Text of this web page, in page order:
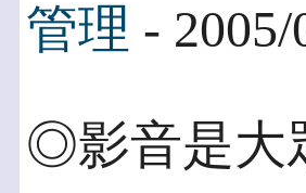
管理 - 2005/
◎影音是大